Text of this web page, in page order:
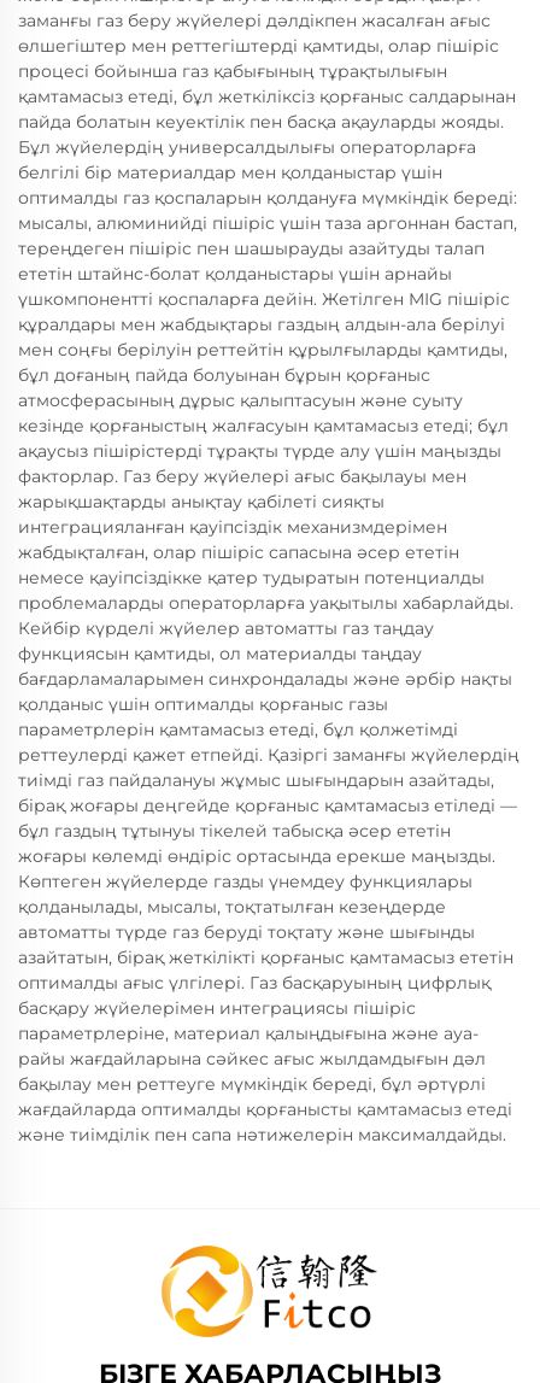
заманғы газ беру жүйелері дәлдікпен жасалған ағыс
өлшегіштер мен реттегіштерді қамтиды, олар пішіріс
процесі бойынша газ қабығының тұрақтылығын
қамтамасыз етеді, бұл жеткіліксіз қорғаныс салдарынан
пайда болатын кеуектілік пен басқа ақауларды жояды.
Бұл жүйелердің универсалдылығы операторларға
белгілі бір материалдар мен қолданыстар үшін
оптималды газ қоспаларын қолдануға мүмкіндік береді:
мысалы, алюминийді пішіріс үшін таза аргоннан бастап,
тереңдеген пішіріс пен шашырауды азайтуды талап
ететін штайнс-болат қолданыстары үшін арнайы
үшкомпонентті қоспаларға дейін. Жетілген MIG пішіріс
құралдары мен жабдықтары газдың алдын-ала берілуі
мен соңғы берілуін реттейтін құрылғыларды қамтиды,
бұл доғаның пайда болуынан бұрын қорғаныс
атмосферасының дұрыс қалыптасуын және суыту
кезінде қорғаныстың жалғасуын қамтамасыз етеді; бұл
ақаусыз пішірістерді тұрақты түрде алу үшін маңызды
факторлар. Газ беру жүйелері ағыс бақылауы мен
жарықшақтарды анықтау қабілеті сияқты
интеграцияланған қауіпсіздік механизмдерімен
жабдықталған, олар пішіріс сапасына әсер ететін
немесе қауіпсіздікке қатер тудыратын потенциалды
проблемаларды операторларға уақытылы хабарлайды.
Кейбір күрделі жүйелер автоматты газ таңдау
функциясын қамтиды, ол материалды таңдау
бағдарламаларымен синхрондалады және әрбір нақты
қолданыс үшін оптималды қорғаныс газы
параметрлерін қамтамасыз етеді, бұл қолжетімді
реттеулерді қажет етпейді. Қазіргі заманғы жүйелердің
тиімді газ пайдалануы жұмыс шығындарын азайтады,
бірақ жоғары деңгейде қорғаныс қамтамасыз етіледі —
бұл газдың тұтынуы тікелей табысқа әсер ететін
жоғары көлемді өндіріс ортасында ерекше маңызды.
Көптеген жүйелерде газды үнемдеу функциялары
қолданылады, мысалы, тоқтатылған кезеңдерде
автоматты түрде газ беруді тоқтату және шығынды
азайтатын, бірақ жеткілікті қорғаныс қамтамасыз ететін
оптималды ағыс үлгілері. Газ басқаруының цифрлық
басқару жүйелерімен интеграциясы пішіріс
параметрлеріне, материал қалыңдығына және ауа-
райы жағдайларына сәйкес ағыс жылдамдығын дәл
бақылау мен реттеуге мүмкіндік береді, бұл әртүрлі
жағдайларда оптималды қорғанысты қамтамасыз етеді
және тиімділік пен сапа нәтижелерін максималдайды.
БІЗГЕ ХАБАРЛАСЫҢЫЗ